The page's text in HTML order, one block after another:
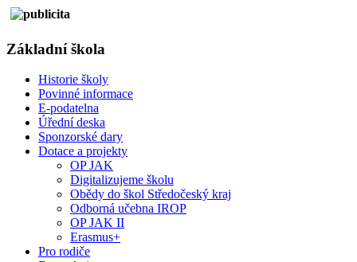
Základní škola
Historie školy
Povinné informace
E-podatelna
Úřední deska
Sponzorské dary
Dotace a projekty
OP JAK
Digitalizujeme školu
Obědy do škol Středočeský kraj
Odborná učebna IROP
OP JAK II
Erasmus+
Pro rodiče